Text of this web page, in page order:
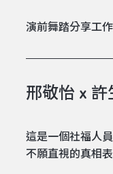
演前舞踏分享工
邢敬怡 x 許
這是一個社福人
不願直視的真相